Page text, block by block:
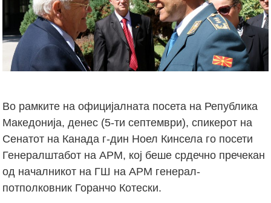
Во рамките на официјалната посета на Република
Македонија, денес (5-ти септември), спикерот на
Сенатот на Канада г-дин Ноел Кинсела го посети
Генералштабот на АРМ, кој беше срдечно пречекан
од началникот на ГШ на АРМ генерал-
потполковник Горанчо Котески.